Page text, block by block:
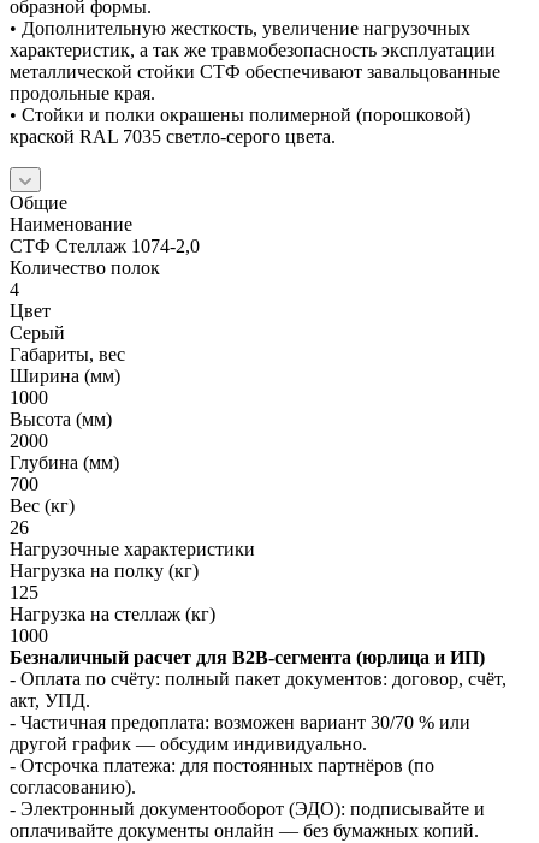
образной формы.
• Дополнительную жесткость, увеличение нагрузочных
характеристик, а так же травмобезопасность эксплуатации
металлической стойки СТФ обеспечивают завальцованные
продольные края.
• Стойки и полки окрашены полимерной (порошковой)
краской RAL 7035 светло-серого цвета.
Общие
Наименование
СТФ Стеллаж 1074-2,0
Количество полок
4
Цвет
Серый
Габариты, вес
Ширина (мм)
1000
Высота (мм)
2000
Глубина (мм)
700
Вес (кг)
26
Нагрузочные характеристики
Нагрузка на полку (кг)
125
Нагрузка на стеллаж (кг)
1000
Безналичный расчет для B2B‑сегмента (юрлица и ИП)
- Оплата по счёту: полный пакет документов: договор, счёт,
акт, УПД.
- Частичная предоплата: возможен вариант 30/70 % или
другой график — обсудим индивидуально.
- Отсрочка платежа: для постоянных партнёров (по
согласованию).
- Электронный документооборот (ЭДО): подписывайте и
оплачивайте документы онлайн — без бумажных копий.